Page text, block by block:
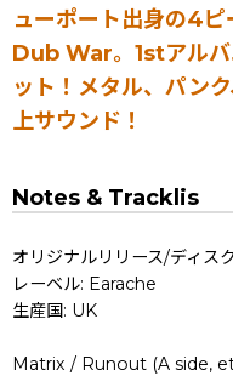
ューポート出身の4
Dub War。1stアルバ
ット！メタル、パン
上サウンド！
Notes & Tracklis
オリジナルリリース/ディス
レーベル: Earache
生産国: UK
Matrix / Runout (A side,